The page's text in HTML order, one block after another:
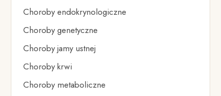
Choroby endokrynologiczne
Choroby genetyczne
Choroby jamy ustnej
Choroby krwi
Choroby metaboliczne